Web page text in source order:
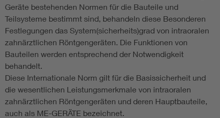
Geräte bestehenden Normen für die Bauteile und
Teilsysteme bestimmt sind, behandeln diese Besonderen
Festlegungen das System(sicherheits)grad von intraoralen
zahnärztlichen Röntgengeräten. Die Funktionen von
Bauteilen werden entsprechend der Notwendigkeit
behandelt.
Diese Internationale Norm gilt für die Basissicherheit und
die wesentlichen Leistungsmerkmale von intraoralen
zahnärztlichen Röntgengeräten und deren Hauptbauteile,
auch als ME-GERÄTE bezeichnet.